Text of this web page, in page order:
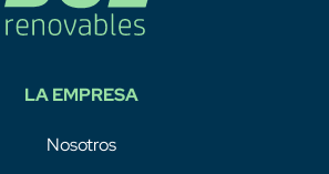
LA EMPRESA
Nosotros